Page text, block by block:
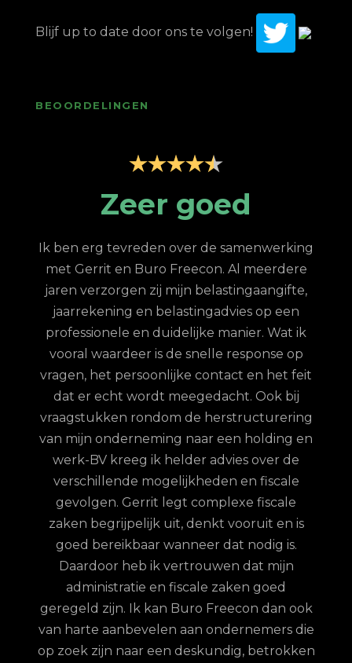
Blijf up to date door ons te volgen!
BEOORDELINGEN
Zeer goed
Ik ben erg tevreden over de samenwerking
met Gerrit en Buro Freecon. Al meerdere
jaren verzorgen zij mijn belastingaangifte,
jaarrekening en belastingadvies op een
professionele en duidelijke manier. Wat ik
vooral waardeer is de snelle response op
vragen, het persoonlijke contact en het feit
dat er echt wordt meegedacht. Ook bij
vraagstukken rondom de herstructurering
van mijn onderneming naar een holding en
werk-BV kreeg ik helder advies over de
verschillende mogelijkheden en fiscale
gevolgen. Gerrit legt complexe fiscale
zaken begrijpelijk uit, denkt vooruit en is
goed bereikbaar wanneer dat nodig is.
Daardoor heb ik vertrouwen dat mijn
administratie en fiscale zaken goed
geregeld zijn. Ik kan Buro Freecon dan ook
van harte aanbevelen aan ondernemers die
op zoek zijn naar een deskundig, betrokken